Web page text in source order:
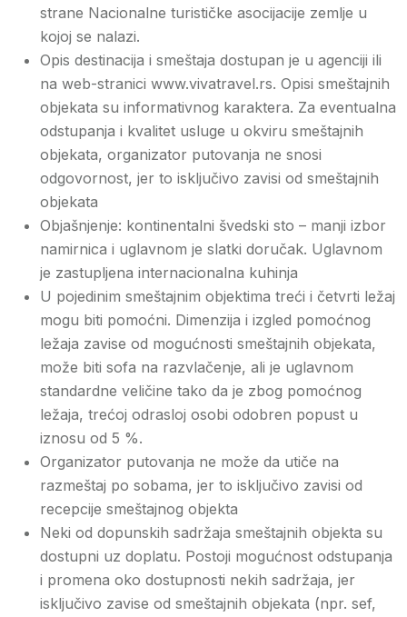
strane Nacionalne turističke asocijacije zemlje u
kojoj se nalazi.
Opis destinacija i smeštaja dostupan je u agenciji ili
na web-stranici www.vivatravel.rs. Opisi smeštajnih
objekata su informativnog karaktera. Za eventualna
odstupanja i kvalitet usluge u okviru smeštajnih
objekata, organizator putovanja ne snosi
odgovornost, jer to isključivo zavisi od smeštajnih
objekata
Objašnjenje: kontinentalni švedski sto – manji izbor
namirnica i uglavnom je slatki doručak. Uglavnom
je zastupljena internacionalna kuhinja
U pojedinim smeštajnim objektima treći i četvrti ležaj
mogu biti pomoćni. Dimenzija i izgled pomoćnog
ležaja zavise od mogućnosti smeštajnih objekata,
može biti sofa na razvlačenje, ali je uglavnom
standardne veličine tako da je zbog pomoćnog
ležaja, trećoj odrasloj osobi odobren popust u
iznosu od 5 %.
Organizator putovanja ne može da utiče na
razmeštaj po sobama, jer to isključivo zavisi od
recepcije smeštajnog objekta
Neki od dopunskih sadržaja smeštajnih objekta su
dostupni uz doplatu. Postoji mogućnost odstupanja
i promena oko dostupnosti nekih sadržaja, jer
isključivo zavise od smeštajnih objekata (npr. sef,